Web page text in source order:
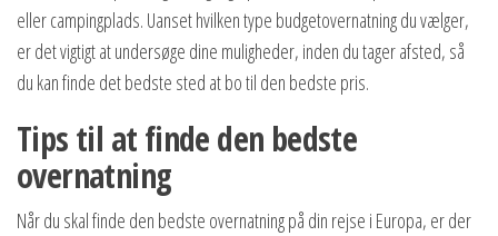
eller campingplads. Uanset hvilken type budgetovernatning du vælger,
er det vigtigt at undersøge dine muligheder, inden du tager afsted, så
du kan finde det bedste sted at bo til den bedste pris.
Tips til at finde den bedste
overnatning
Når du skal finde den bedste overnatning på din rejse i Europa, er der